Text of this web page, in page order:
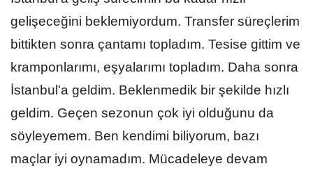
gelişeceğini beklemiyordum. Transfer süreçlerim
bittikten sonra çantamı topladım. Tesise gittim ve
kramponlarımı, eşyalarımı topladım. Daha sonra
İstanbul'a geldim. Beklenmedik bir şekilde hızlı
geldim. Geçen sezonun çok iyi olduğunu da
söyleyemem. Ben kendimi biliyorum, bazı
maçlar iyi oynamadım. Mücadeleye devam